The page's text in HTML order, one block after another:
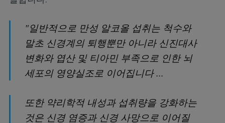
"일반적으로 만성 알코올 섭취는 척수와
말초 신경계의 퇴행뿐만 아니라 신진대사
변화와 엽산 및 티아민 부족으로 인한 뇌
세포의 영양실조로 이어집니다 ...
또한 약리학적 내성과 섭취량을 강화하는
것은 신경 염증과 신경 사망으로 이어질